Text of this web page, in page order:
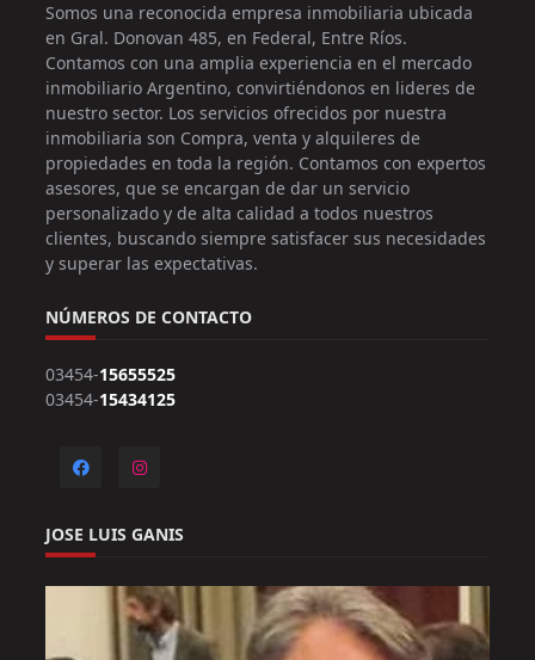
Somos una reconocida empresa inmobiliaria ubicada
en Gral. Donovan 485, en Federal, Entre Ríos.
Contamos con una amplia experiencia en el mercado
inmobiliario Argentino, convirtiéndonos en lideres de
nuestro sector. Los servicios ofrecidos por nuestra
inmobiliaria son Compra, venta y alquileres de
propiedades en toda la región. Contamos con expertos
asesores, que se encargan de dar un servicio
personalizado y de alta calidad a todos nuestros
clientes, buscando siempre satisfacer sus necesidades
y superar las expectativas.
NÚMEROS DE CONTACTO
03454-15655525
03454-15434125
JOSE LUIS GANIS